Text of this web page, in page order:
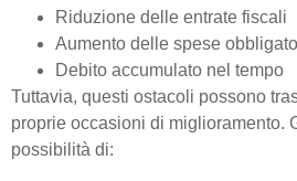
Riduzione delle entrate fiscali
Aumento delle spese
Debito accumulato nel tempo
Tuttavia, questi ostacoli possono
proprie occasioni di miglioramento.
possibilità di: